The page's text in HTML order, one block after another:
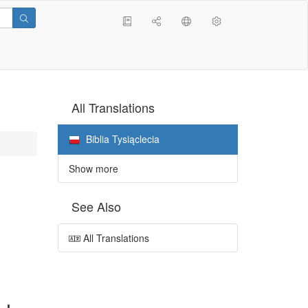
All Translations
Biblia Tysiąclecia
Show more
See Also
All Translations